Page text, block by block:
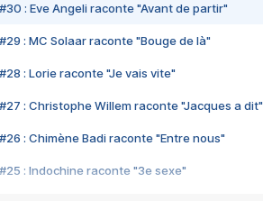
#30 : Eve Angeli raconte "Avant de partir"
#29 : MC Solaar raconte "Bouge de là"
#28 : Lorie raconte "Je vais vite"
#27 : Christophe Willem raconte "Jacques a dit"
#26 : Chimène Badi raconte "Entre nous"
#25 : Indochine raconte "3e sexe"